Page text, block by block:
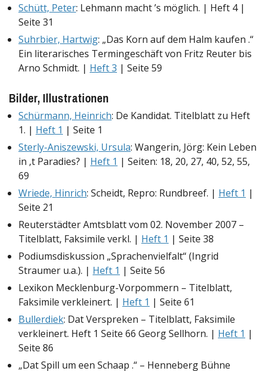
Schütt, Peter: Lehmann macht ’s möglich. | Heft 4 |
Seite 31
Suhrbier, Hartwig: „Das Korn auf dem Halm kaufen .“
Ein literarisches Termingeschäft von Fritz Reuter bis
Arno Schmidt. | Heft 3 | Seite 59
Bilder, Illustrationen
Schürmann, Heinrich: De Kandidat. Titelblatt zu Heft
1. | Heft 1 | Seite 1
Sterly-Aniszewski, Ursula: Wangerin, Jörg: Kein Leben
in ‚t Paradies? | Heft 1 | Seiten: 18, 20, 27, 40, 52, 55,
69
Wriede, Hinrich: Scheidt, Repro: Rundbreef. | Heft 1 |
Seite 21
Reuterstädter Amtsblatt vom 02. November 2007 –
Titelblatt, Faksimile verkl. | Heft 1 | Seite 38
Podiumsdiskussion „Sprachenvielfalt“ (Ingrid
Straumer u.a.). | Heft 1 | Seite 56
Lexikon Mecklenburg-Vorpommern – Titelblatt,
Faksimile verkleinert. | Heft 1 | Seite 61
Bullerdiek: Dat Verspreken – Titelblatt, Faksimile
verkleinert. Heft 1 Seite 66 Georg Sellhorn. | Heft 1 |
Seite 86
„Dat Spill um een Schaap .“ – Henneberg Bühne